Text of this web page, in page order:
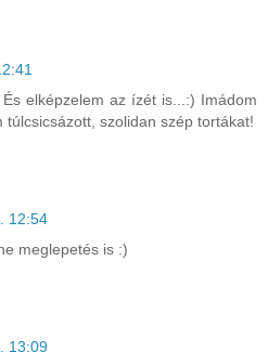
elképzelem az ízét is...:) Imádom
túlcsicsázott, szolidan szép tortákat!
12:54
meglepetés is :)
13:09